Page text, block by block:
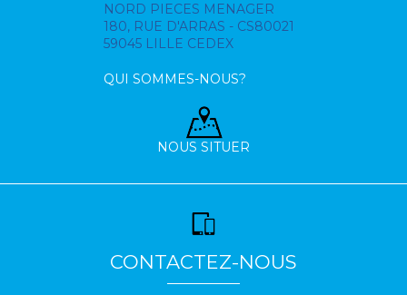
NORD PIECES MENAGER
180, RUE D'ARRAS - CS80021
59045 LILLE CEDEX
QUI SOMMES-NOUS?
NOUS SITUER
CONTACTEZ-NOUS